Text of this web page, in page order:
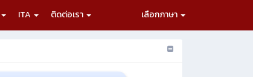
ITA ติดต่อเรา เลือกภาษา